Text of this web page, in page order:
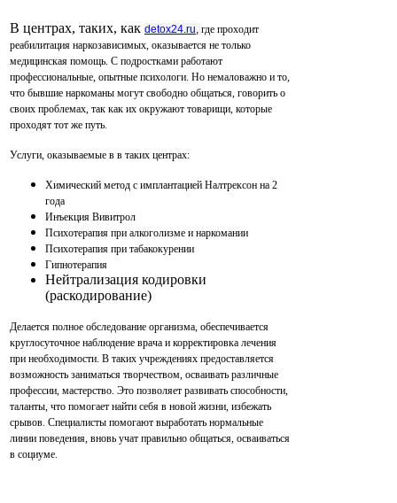
В центрах, таких, как detox24.ru, где проходит
реабилитация наркозависимых, оказывается не только
медицинская помощь. С подростками работают
профессиональные, опытные психологи. Но немаловажно и то,
что бывшие наркоманы могут свободно общаться, говорить о
своих проблемах, так как их окружают товарищи, которые
проходят тот же путь.
Услуги, оказываемые в в таких центрах:
Химический метод с имплантацией Налтрексон на 2
года
Инъекция Вивитрол
Психотерапия при алкоголизме и наркомании
Психотерапия при табакокурении
Гипнотерапия
Нейтрализация кодировки
(раскодирование)
Делается полное обследование организма, обеспечивается
круглосуточное наблюдение врача и корректировка лечения
при необходимости. В таких учреждениях предоставляется
возможность заниматься творчеством, осваивать различные
профессии, мастерство. Это позволяет развивать способности,
таланты, что помогает найти себя в новой жизни, избежать
срывов. Специалисты помогают выработать нормальные
линии поведения, вновь учат правильно общаться, осваиваться
в социуме.